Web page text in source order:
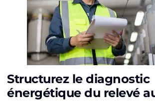
Structurez le diagnostic
énergétique du relevé